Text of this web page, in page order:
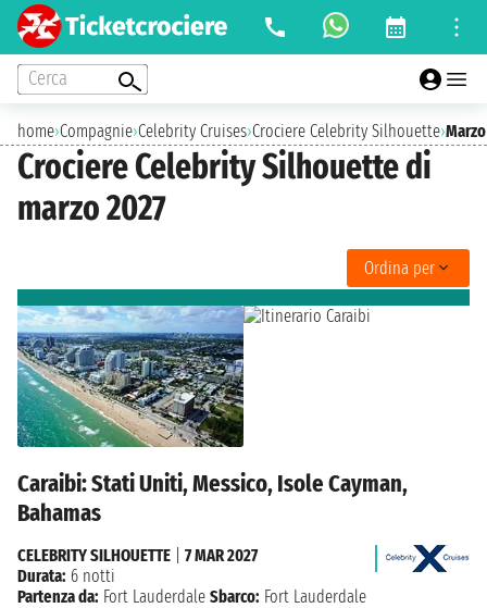
Cerca
home›Compagnie›Celebrity Cruises›Crociere Celebrity Silhouette›
Crociere Celebrity Silhouette di
marzo 2027
Ordina per
Caraibi: Stati Uniti, Messico, Isole Cayman,
Bahamas
CELEBRITY SILHOUETTE
7 MAR 2027
Durata: 6 notti
Partenza da: Fort Lauderdale Sbarco: Fort Lauderdale